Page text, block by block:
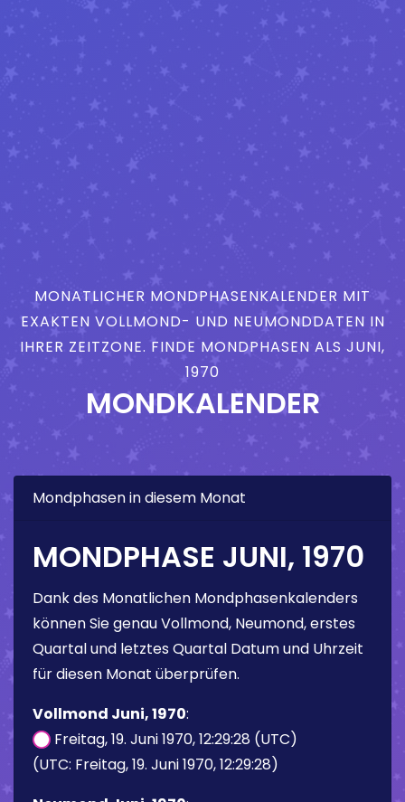
MONATLICHER MONDPHASENKALENDER MIT
EXAKTEN VOLLMOND- UND NEUMONDDATEN IN
IHRER ZEITZONE. FINDE MONDPHASEN ALS JUNI,
1970
MONDKALENDER
Mondphasen in diesem Monat
MONDPHASE JUNI, 1970
Dank des Monatlichen Mondphasenkalenders
können Sie genau Vollmond, Neumond, erstes
Quartal und letztes Quartal Datum und Uhrzeit
für diesen Monat überprüfen.
Vollmond Juni, 1970:
Freitag, 19. Juni 1970, 12:29:28 (UTC)
(UTC: Freitag, 19. Juni 1970, 12:29:28)